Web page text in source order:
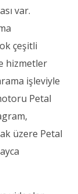
var.
çeşitli
hizmetler
işleviyle
Petal
üzere Petal